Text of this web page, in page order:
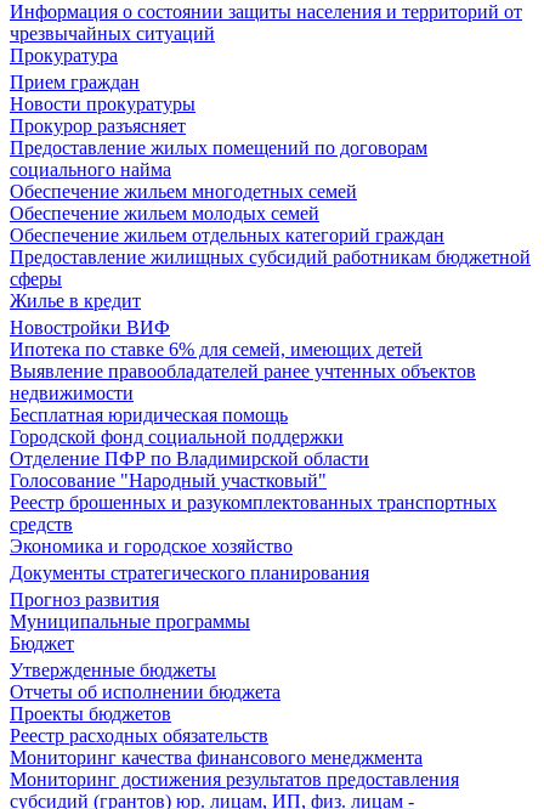
Информация о состоянии защиты населения и территорий от
чрезвычайных ситуаций
Прокуратура
Прием граждан
Новости прокуратуры
Прокурор разъясняет
Предоставление жилых помещений по договорам
социального найма
Обеспечение жильем многодетных семей
Обеспечение жильем молодых семей
Обеспечение жильем отдельных категорий граждан
Предоставление жилищных субсидий работникам бюджетной
сферы
Жилье в кредит
Новостройки ВИФ
Ипотека по ставке 6% для семей, имеющих детей
Выявление правообладателей ранее учтенных объектов
недвижимости
Бесплатная юридическая помощь
Городской фонд социальной поддержки
Отделение ПФР по Владимирской области
Голосование "Народный участковый"
Реестр брошенных и разукомплектованных транспортных
средств
Экономика и городское хозяйство
Документы стратегического планирования
Прогноз развития
Муниципальные программы
Бюджет
Утвержденные бюджеты
Отчеты об исполнении бюджета
Проекты бюджетов
Реестр расходных обязательств
Мониторинг качества финансового менеджмента
Мониторинг достижения результатов предоставления
субсидий (грантов) юр. лицам, ИП, физ. лицам -